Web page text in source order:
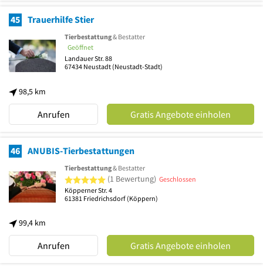
45 Trauerhilfe Stier
98,5 km
Tierbestattung& Bestatter
Geöffnet
Landauer Str. 88
67434 Neustadt (Neustadt-Stadt)
Anrufen Gratis Angebote einholen
46 ANUBIS-Tierbestattungen
99,4 km
Tierbestattung& Bestatter
5 von 5 Sternen
(1 Bewertung) Geschlossen
Köpperner Str. 4
61381 Friedrichsdorf (Köppern)
Anrufen Gratis Angebote einholen